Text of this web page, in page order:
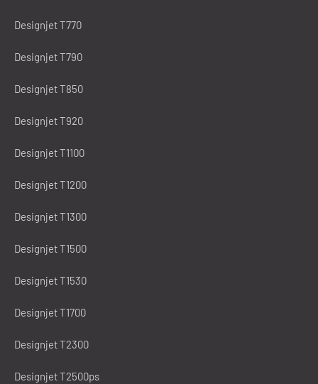
Designjet T770
Designjet T790
Designjet T850
Designjet T920
Designjet T1100
Designjet T1200
Designjet T1300
Designjet T1500
Designjet T1530
Designjet T1700
Designjet T2300
Designjet T2500ps